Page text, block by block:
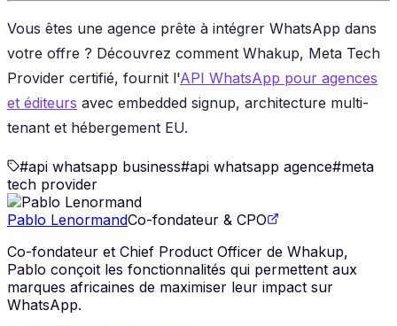
Vous êtes une agence prête à intégrer WhatsApp dans
votre offre ? Découvrez comment Whakup, Meta Tech
Provider certifié, fournit l'API WhatsApp pour agences
et éditeurs avec embedded signup, architecture multi-
tenant et hébergement EU.
#api whatsapp business#api whatsapp agence#meta
tech provider
Pablo LenormandCo-fondateur & CPO
Co-fondateur et Chief Product Officer de Whakup,
Pablo conçoit les fonctionnalités qui permettent aux
marques africaines de maximiser leur impact sur
WhatsApp.